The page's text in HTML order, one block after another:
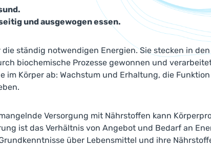
und ausgewogen essen.
die ständig notwendigen Energien. Sie stecken in
biochemische Prozesse gewonnen und
im Körper ab: Wachstum und Erhaltung, die
Versorgung mit Nährstoffen kann
ist das Verhältnis von Angebot und Bedarf an
über Lebensmittel und ihre